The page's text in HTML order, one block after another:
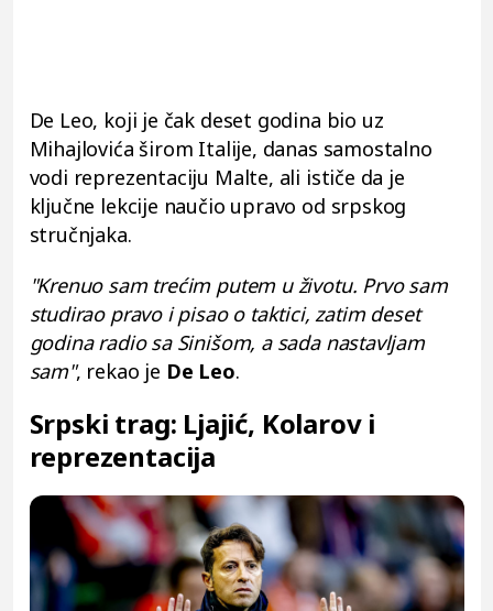
De Leo, koji je čak deset godina bio uz
Mihajlovića širom Italije, danas samostalno
vodi reprezentaciju Malte, ali ističe da je
ključne lekcije naučio upravo od srpskog
stručnjaka.
"Krenuo sam trećim putem u životu. Prvo sam
studirao pravo i pisao o taktici, zatim deset
godina radio sa Sinišom, a sada nastavljam
sam", rekao je De Leo.
Srpski trag: Ljajić, Kolarov i
reprezentacija